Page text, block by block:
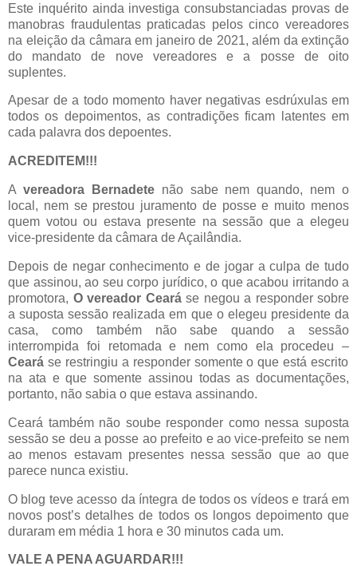
Este inquérito ainda investiga consubstanciadas provas de
manobras fraudulentas praticadas pelos cinco vereadores
na eleição da câmara em janeiro de 2021, além da extinção
do mandato de nove vereadores e a posse de oito
suplentes.
Apesar de a todo momento haver negativas esdrúxulas em
todos os depoimentos, as contradições ficam latentes em
cada palavra dos depoentes.
ACREDITEM!!!
A vereadora Bernadetenão sabe nem quando, nem o
local, nem se prestou juramento de posse e muito menos
quem votou ou estava presente na sessão que a elegeu
vice-presidente da câmara de Açailândia.
Depois de negar conhecimento e de jogar a culpa de tudo
que assinou, ao seu corpo jurídico, o que acabou irritando a
promotora, O vereador Ceará se negou a responder sobre
a suposta sessão realizada em que o elegeu presidente da
casa, como também não sabe quando a sessão
interrompida foi retomada e nem como ela procedeu –
Ceará se restringiu a responder somente o que está escrito
na ata e que somente assinou todas as documentações,
portanto, não sabia o que estava assinando.
Ceará também não soube responder como nessa suposta
sessão se deu a posse ao prefeito e ao vice-prefeito se nem
ao menos estavam presentes nessa sessão que ao que
parece nunca existiu.
O blog teve acesso da íntegra de todos os vídeos e trará em
novos post’s detalhes de todos os longos depoimento que
duraram em média 1 hora e 30 minutos cada um.
VALE A PENA AGUARDAR!!!